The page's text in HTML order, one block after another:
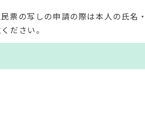
票の写しの申請の際は本人の氏名
ださい。